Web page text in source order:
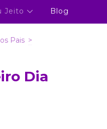
Jeito Blog
Pais >
Dia